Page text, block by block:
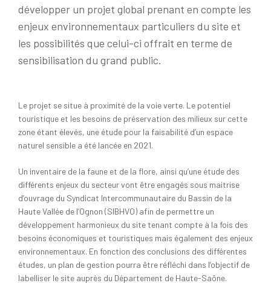
développer un projet global prenant en compte les
enjeux environnementaux particuliers du site et
les possibilités que celui-ci offrait en terme de
sensibilisation du grand public.
Le projet se situe à proximité de la voie verte. Le potentiel
touristique et les besoins de préservation des milieux sur cette
zone étant élevés, une étude pour la faisabilité d’un espace
naturel sensible a été lancée en 2021.
Un inventaire de la faune et de la flore, ainsi qu’une étude des
différents enjeux du secteur vont être engagés sous maitrise
d’ouvrage du Syndicat Intercommunautaire du Bassin de la
Haute Vallée de l’Ognon (SIBHVO) afin de permettre un
développement harmonieux du site tenant compte à la fois des
besoins économiques et touristiques mais également des enjeux
environnementaux. En fonction des conclusions des différentes
études, un plan de gestion pourra être réfléchi dans l’objectif de
labelliser le site auprès du Département de Haute-Saône.